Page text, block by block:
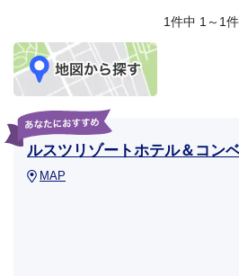
1件中 1～1件
ルスツリゾートホテル＆コン
MAP